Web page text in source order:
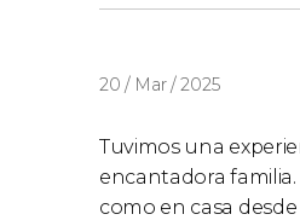
20 / Mar / 2025
Tuvimos una
encantadora
como en casa